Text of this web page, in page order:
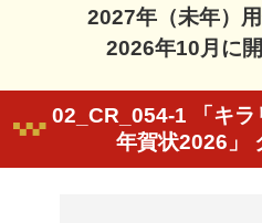
2027年（未年）
2026年10月に
02_CR_054-1 「キラ
年賀状2026」